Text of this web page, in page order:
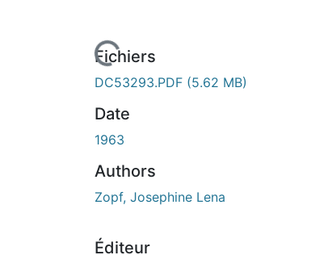
En cours de chargement...
Fichiers
DC53293.PDF (5.62 MB)
Date
1963
Authors
Zopf, Josephine Lena
Éditeur